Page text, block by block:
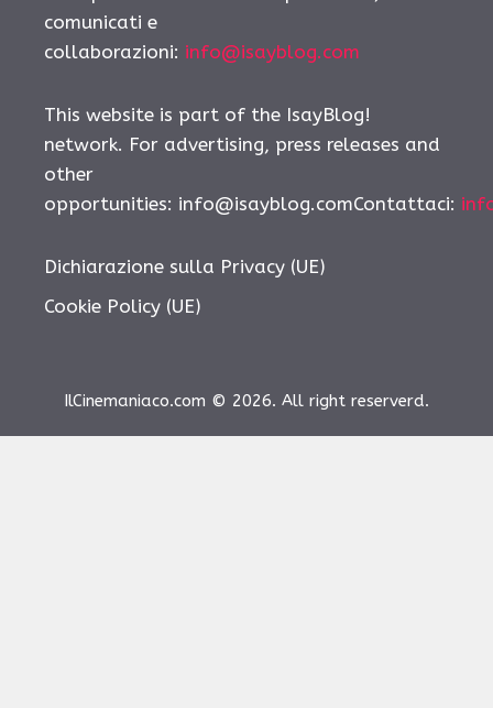
comunicati e
collaborazioni: info@isayblog.com
This website is part of the IsayBlog!
network. For advertising, press releases and
other
opportunities: info@isayblog.comContattaci:
Dichiarazione sulla Privacy (UE)
Cookie Policy (UE)
IlCinemaniaco.com © 2026. All right reserverd.